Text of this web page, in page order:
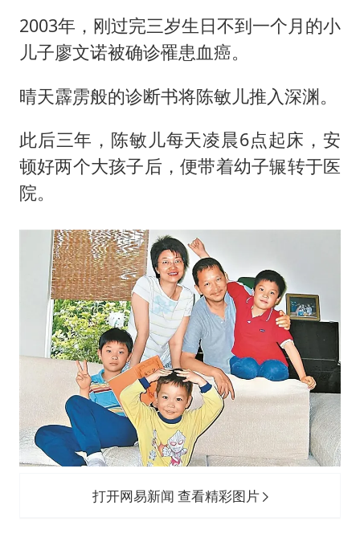
2003年，刚过完三岁生日不到一个月的小
儿子廖文诺被确诊罹患血癌。
晴天霹雳般的诊断书将陈敏儿推入深渊。
此后三年，陈敏儿每天凌晨6点起床，安
顿好两个大孩子后，便带着幼子辗转于医
院。
打开网易新闻 查看精彩图片